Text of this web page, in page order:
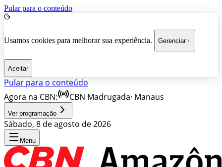
Pular para o conteúdo
Usamos cookies para melhorar sua experiência. Gerenciar
Aceitar
Pular para o conteúdo
Agora na CBN:
CBN Madrugada· Manaus
Ver programação
Sábado, 8 de agosto de 2026
Menu